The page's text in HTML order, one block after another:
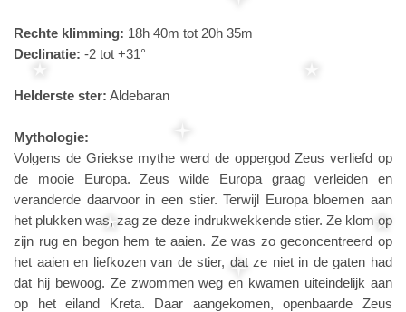
Rechte klimming: 18h 40m tot 20h 35m
Declinatie: -2 tot +31°
Helderste ster: Aldebaran
Mythologie:
Volgens de Griekse mythe werd de oppergod Zeus verliefd op
de mooie Europa. Zeus wilde Europa graag verleiden en
veranderde daarvoor in een stier. Terwijl Europa bloemen aan
het plukken was, zag ze deze indrukwekkende stier. Ze klom op
zijn rug en begon hem te aaien. Ze was zo geconcentreerd op
het aaien en liefkozen van de stier, dat ze niet in de gaten had
dat hij bewoog. Ze zwommen weg en kwamen uiteindelijk aan
op het eiland Kreta. Daar aangekomen, openbaarde Zeus